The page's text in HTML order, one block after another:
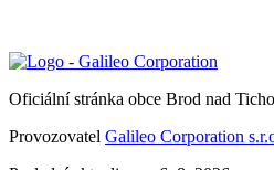
Oficiální stránka obce Brod nad
Provozovatel Galileo Corporation